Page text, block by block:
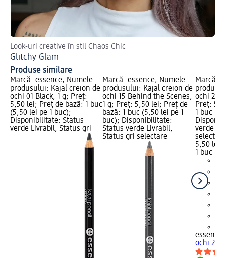
Look-uri creative în stil Chaos Chic
Glitchy Glam
Produse similare
Marcă: essence; Numele
produsului: Kajal creion de
ochi 01 Black, 1 g; Preț:
5,50 lei; Preț de bază: 1 buc
(5,50 lei pe 1 buc);
Disponibilitate: Status
verde Livrabil, Status gri
Marcă: essence; Numele
produsului: Kajal creion de
ochi 15 Behind the Scenes,
1 g; Preț: 5,50 lei; Preț de
bază: 1 buc (5,50 lei pe 1
buc); Disponibilitate:
Status verde Livrabil,
Status gri selectare
Marcă:
ochi 29
Preț:
1 buc
verde
5,50 lei
1 buc
essence
ochi 29